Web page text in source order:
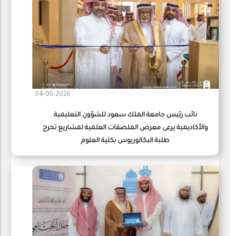
04-06-2026
نائب رئيس جامعة الملك سعود للشؤون التعليمية
والأكاديمية يرعى معرض الملصقات العلمية لمشاريع تخرج
طلبة البكالوريوس بكلية العلوم